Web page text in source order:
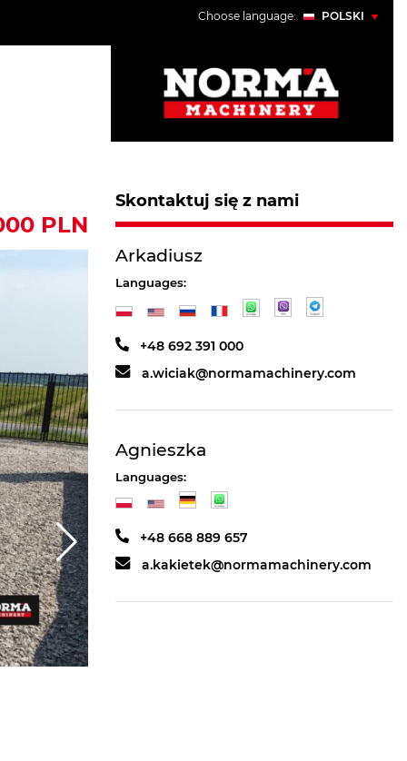
Choose language:
POLSKI
УКРАЇНСЬКИЙ
РУССКИЙ
PLN
Skontaktuj się z nami
Arkadiusz
Languages:
+48 692 391 000
a.wiciak@normamachinery.com
Agnieszka
Languages:
+48 668 889 657
a.kakietek@normamachinery.com